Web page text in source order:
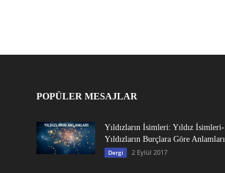
POPÜLER MESAJLAR
Yıldızların İsimleri: Yıldız İsimleri-
Yıldızların Burçlara Göre Anlamları
Dergi 2 Eylül 2017